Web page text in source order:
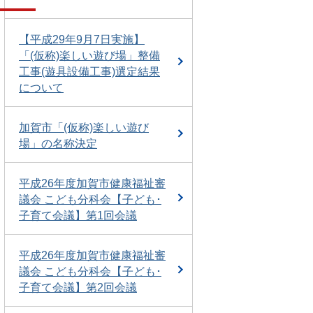
【平成29年9月7日実施】
「(仮称)楽しい遊び場」整備
工事(遊具設備工事)選定結果
について
加賀市「(仮称)楽しい遊び
場」の名称決定
平成26年度加賀市健康福祉審
議会 こども分科会【子ども･
子育て会議】第1回会議
平成26年度加賀市健康福祉審
議会 こども分科会【子ども･
子育て会議】第2回会議